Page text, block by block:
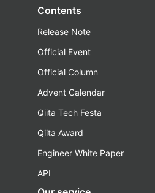
Contents
Release Note
Official Event
Official Column
Advent Calendar
Qiita Tech Festa
Qiita Award
Engineer White Paper
API